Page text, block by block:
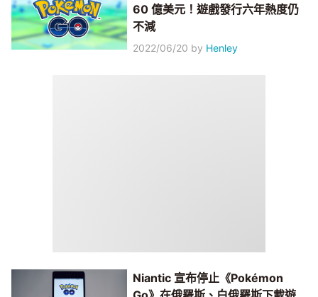
60 億美元！遊戲發行六年熱度仍
不減
2022/06/20 by Henley
Niantic 宣布停止《Pokémon